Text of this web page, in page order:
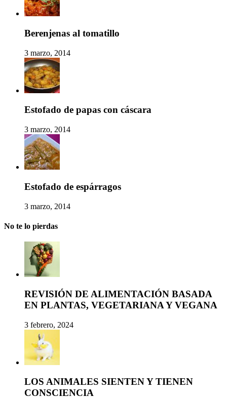
Berenjenas al tomatillo
3 marzo, 2014
Estofado de papas con cáscara
3 marzo, 2014
Estofado de espárragos
3 marzo, 2014
No te lo pierdas
REVISIÓN DE ALIMENTACIÓN BASADA
EN PLANTAS, VEGETARIANA Y VEGANA
3 febrero, 2024
LOS ANIMALES SIENTEN Y TIENEN
CONSCIENCIA